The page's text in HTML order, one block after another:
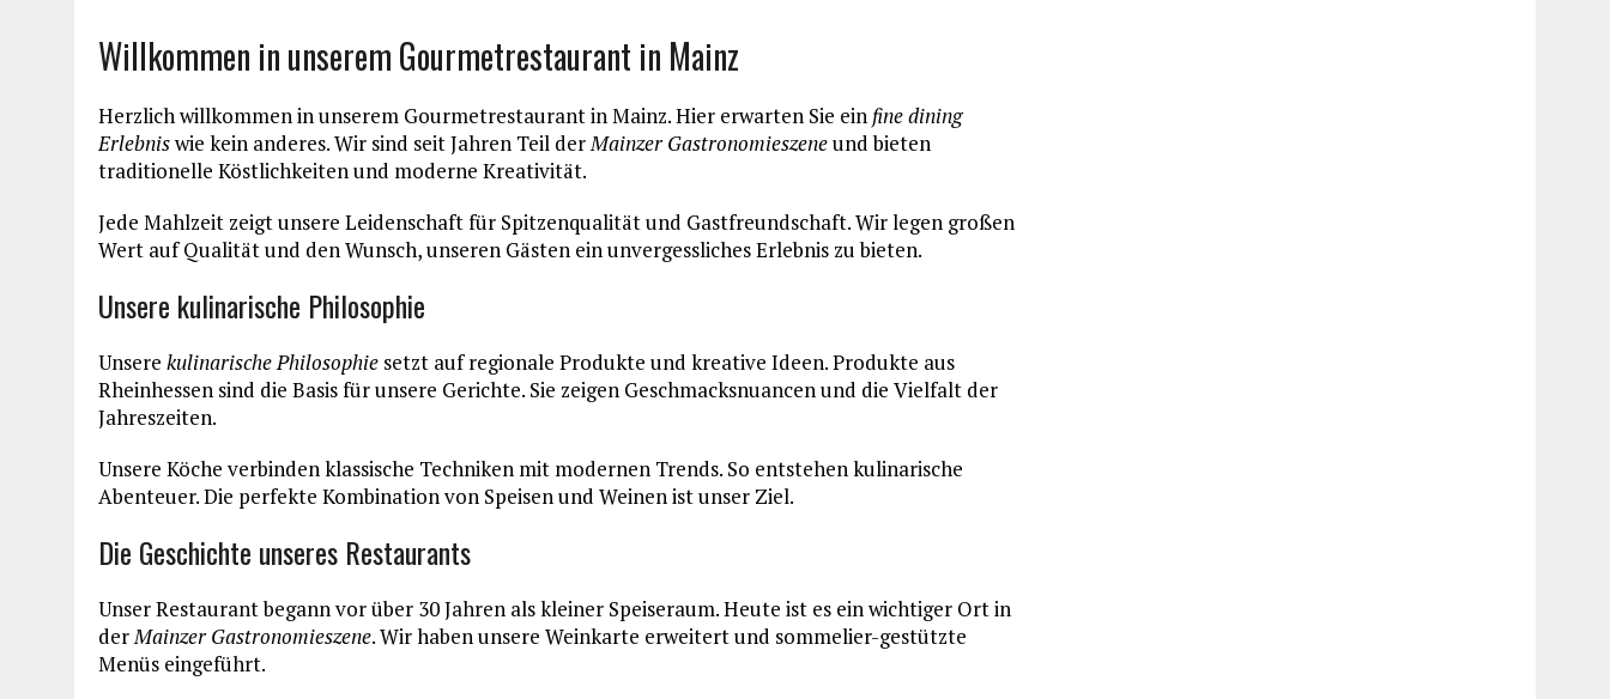
Willkommen in unserem Gourmetrestaurant in Mainz
Herzlich willkommen in unserem Gourmetrestaurant in Mainz. Hier erwarten Sie ein fine dining
Erlebniswie kein anderes. Wir sind seit Jahren Teil derMainzer Gastronomieszeneund bieten
traditionelle Köstlichkeiten und moderne Kreativität.
Jede Mahlzeit zeigt unsere Leidenschaft für Spitzenqualität und Gastfreundschaft. Wir legen großen
Wert auf Qualität und den Wunsch, unseren Gästen ein unvergessliches Erlebnis zu bieten.
Unsere kulinarische Philosophie
Unsere kulinarische Philosophie setzt auf regionale Produkte und kreative Ideen. Produkte aus
Rheinhessen sind die Basis für unsere Gerichte. Sie zeigen Geschmacksnuancen und die Vielfalt der
Jahreszeiten.
Unsere Köche verbinden klassische Techniken mit modernen Trends. So entstehen kulinarische
Abenteuer. Die perfekte Kombination von Speisen und Weinen ist unser Ziel.
Die Geschichte unseres Restaurants
Unser Restaurant begann vor über 30 Jahren als kleiner Speiseraum. Heute ist es ein wichtiger Ort in
derMainzer Gastronomieszene. Wir haben unsere Weinkarte erweitert und sommelier-gestützte
Menüs eingeführt.